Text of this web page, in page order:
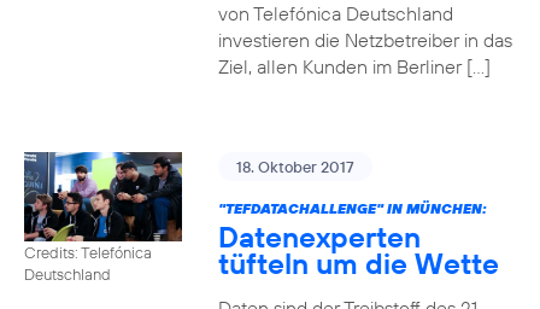
von Telefónica Deutschland
investieren die Netzbetreiber in das
Ziel, allen Kunden im Berliner […]
Credits: Telefónica
Deutschland
18. Oktober 2017
"TEFDATACHALLENGE" IN MÜNCHEN:
Datenexperten
tüfteln um die Wette